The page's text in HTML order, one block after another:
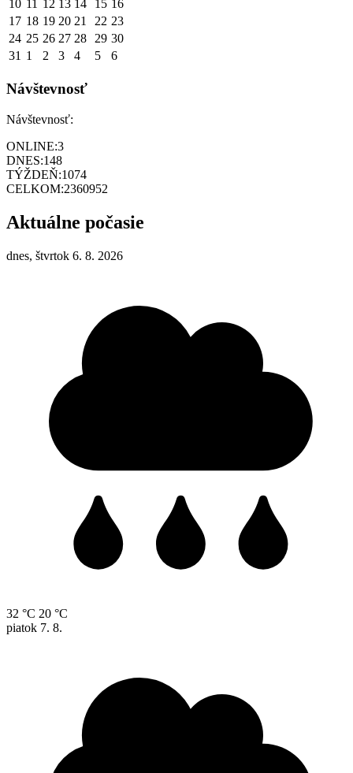
10 11 12 13 14 15 16
17 18 19 20 21 22 23
24 25 26 27 28 29 30
31 1 2 3 4 5 6
Návštevnosť
Návštevnosť:
ONLINE:3
DNES:148
TÝŽDEŇ:1074
CELKOM:2360952
Aktuálne počasie
dnes, štvrtok 6. 8. 2026
32 °C 20 °C
piatok 7. 8.